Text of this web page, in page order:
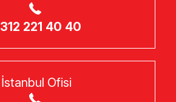
221 40 40
İstanbul Ofisi